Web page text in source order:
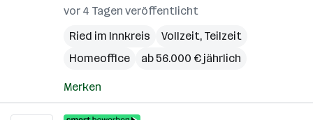
vor 4 Tagen veröffentlicht
Ried im Innkreis
Vollzeit, Teilzeit
Homeoffice
ab 56.000 € jährlich
Merken